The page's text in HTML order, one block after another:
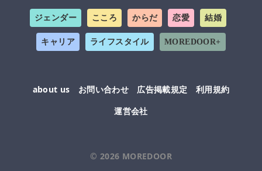
ジェンダー こころ からだ 恋愛 結婚
キャリア ライフスタイル MOREDOOR+
about us お問い合わせ 広告掲載規定
利用規約
運営会社
© 2026 MOREDOOR